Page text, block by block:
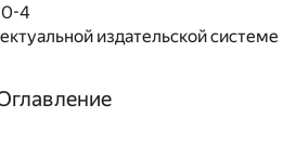
4
издательской системе